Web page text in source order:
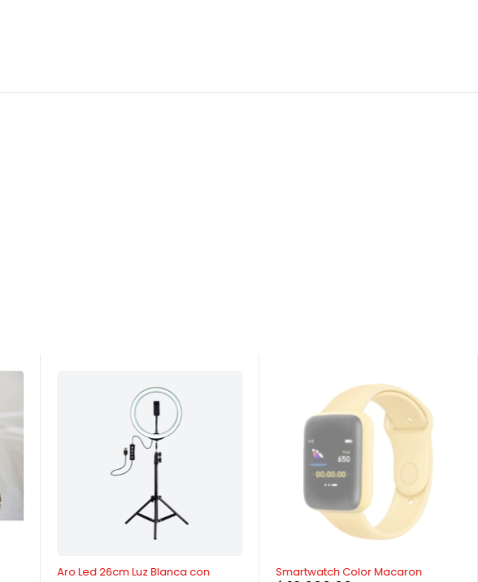
-29%
Aro Led 26cm Luz Blanca con
AGOTADO
Smartwatch Color Macaron